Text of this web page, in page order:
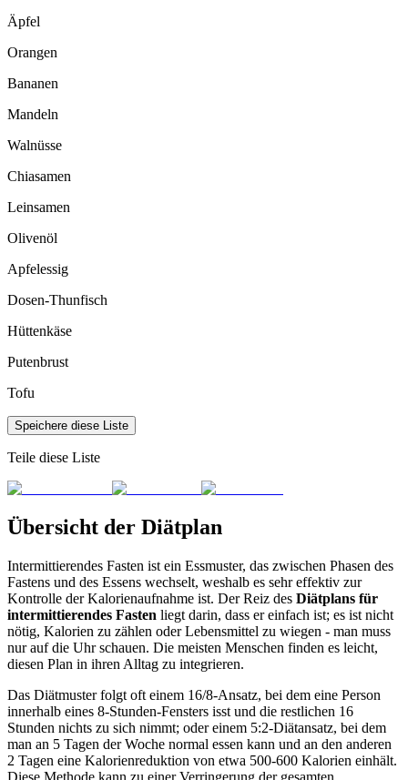
Äpfel
Orangen
Bananen
Mandeln
Walnüsse
Chiasamen
Leinsamen
Olivenöl
Apfelessig
Dosen-Thunfisch
Hüttenkäse
Putenbrust
Tofu
Speichere diese Liste
Teile diese Liste
Übersicht der Diätplan
Intermittierendes Fasten ist ein Essmuster, das zwischen Phasen des
Fastens und des Essens wechselt, weshalb es sehr effektiv zur
Kontrolle der Kalorienaufnahme ist. Der Reiz des Diätplans für
intermittierendes Fasten liegt darin, dass er einfach ist; es ist nicht
nötig, Kalorien zu zählen oder Lebensmittel zu wiegen - man muss
nur auf die Uhr schauen. Die meisten Menschen finden es leicht,
diesen Plan in ihren Alltag zu integrieren.
Das Diätmuster folgt oft einem 16/8-Ansatz, bei dem eine Person
innerhalb eines 8-Stunden-Fensters isst und die restlichen 16
Stunden nichts zu sich nimmt; oder einem 5:2-Diätansatz, bei dem
man an 5 Tagen der Woche normal essen kann und an den anderen
2 Tagen eine Kalorienreduktion von etwa 500-600 Kalorien einhält.
Diese Methode kann zu einer Verringerung der gesamten